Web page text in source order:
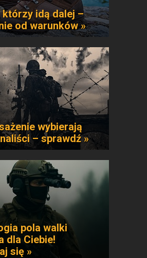
którzy idą dalej –
od warunków »
wybierają
– sprawdź »
pola walki
dla Ciebie!
się »